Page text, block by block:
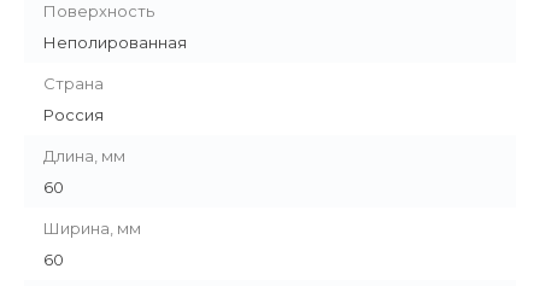
Поверхность
Неполированная
Страна
Россия
Длина, мм
60
Ширина, мм
60